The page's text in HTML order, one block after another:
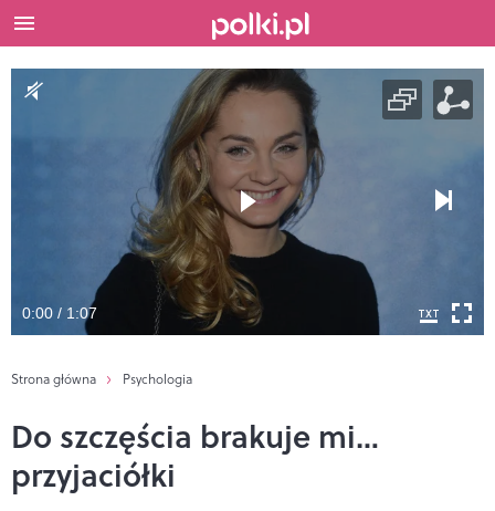
0:00 / 1:07
Strona główna Psychologia
Do szczęścia brakuje mi…
przyjaciółki